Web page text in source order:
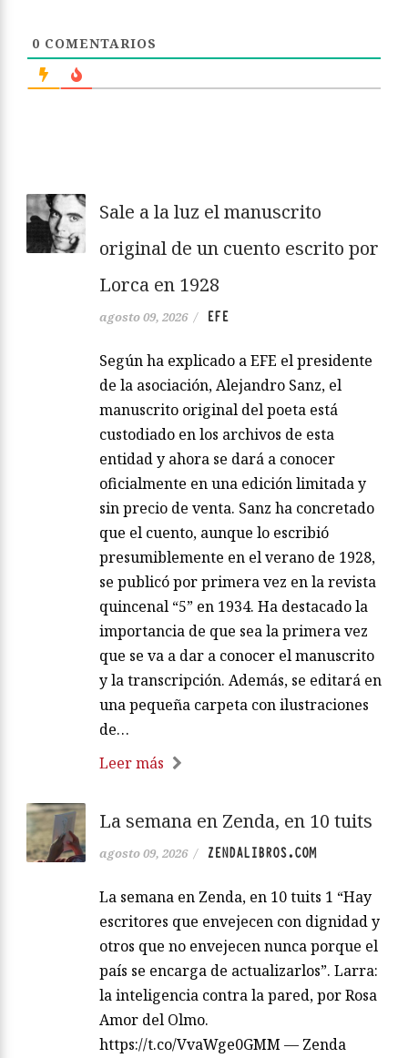
0 COMENTARIOS
Sale a la luz el manuscrito
original de un cuento escrito por
Lorca en 1928
agosto 09, 2026 / EFE
Según ha explicado a EFE el presidente
de la asociación, Alejandro Sanz, el
manuscrito original del poeta está
custodiado en los archivos de esta
entidad y ahora se dará a conocer
oficialmente en una edición limitada y
sin precio de venta. Sanz ha concretado
que el cuento, aunque lo escribió
presumiblemente en el verano de 1928,
se publicó por primera vez en la revista
quincenal “5” en 1934. Ha destacado la
importancia de que sea la primera vez
que se va a dar a conocer el manuscrito
y la transcripción. Además, se editará en
una pequeña carpeta con ilustraciones
de…
Leer más
La semana en Zenda, en 10 tuits
agosto 09, 2026 / ZENDALIBROS.COM
La semana en Zenda, en 10 tuits 1 “Hay
escritores que envejecen con dignidad y
otros que no envejecen nunca porque el
país se encarga de actualizarlos”. Larra:
la inteligencia contra la pared, por Rosa
Amor del Olmo.
https://t.co/VvaWge0GMM — Zenda